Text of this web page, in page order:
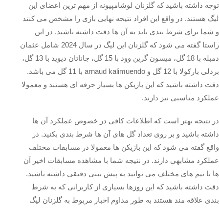
توجه داشته باشید که گلزنان لوشامپیونه از مهم ترین اعضای این
لیگ هستند. در واقع این افراد نتیجه نهایی بازی را مشخص می کنند
و شما برای شرط بندی باید به آن ها دقت داشته باشید. در این
راستا گفته می شود که گلزنان این لیگ در سال 2024 شامل عثمان
دمبله با 18 گل، میسون گرین وود با 15 گل، جاناتان دیوید با 13 گل،
بردلی بارکولا با 12 گل و arnaud kalimuendo با 11 گل می باشد.
دقت داشته باشید که این بازیکن ها بسیار حرفه ای هستند و معمولا
عملکرد مناسبی نیز دارند.
در نتیجه بهتر است که اطلاعات کافی در خصوص عملکرد آن ها
داشته باشید و بر روی تعداد گل های آن ها شرط بندی بکنید. در
واقع گفته می شود که این بازیکن ها معمولا در مسابقات مختلف
عملکرد مشابهی دارند. در نتیجه شما با مشاهده مسابقات اخیر آن
ها با تیم های مختلف می توانید به پیش بینی دقیقی داشته باشید.
دقت داشته باشید که این روزها بسیاری از کاربرانی که به شرط
بندی علاقه مند هستند به طور مداوم اخبار مربوط به گلزنان لیگ